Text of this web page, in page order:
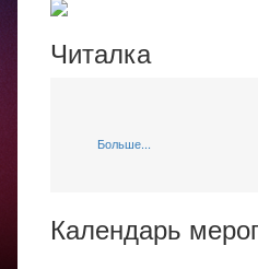
Читалка
Больше...
Календарь